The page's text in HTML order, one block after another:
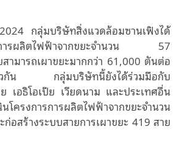
กลุ่มบริษัทสิ่งแวดล้อมซานเฟิงได้
การผลิตไฟฟ้าจากขยะจำนวน 57
สามารถเผาขยะมากกว่า 61,000 ตันต่อ
กัน กลุ่มบริษัทนี้ยังได้ร่วมมือกับ
เอธิโอเปีย เวียดนาม และประเทศอื่น
รงการการผลิตไฟฟ้าจากขยะจำนวน
อสร้างระบบสายการเผาขยะ 419 สาย